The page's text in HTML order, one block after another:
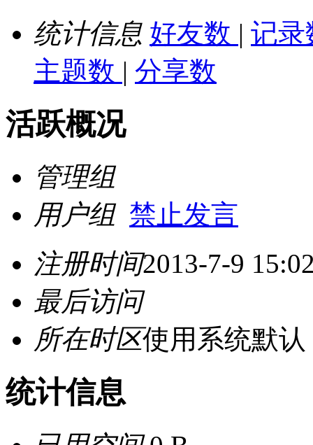
统计信息 好友数 | 记
主题数 | 分享数
活跃概况
管理组
用户组 禁止发言
注册时间2013-7-9
最后访问
所在时区使用系统默认
统计信息